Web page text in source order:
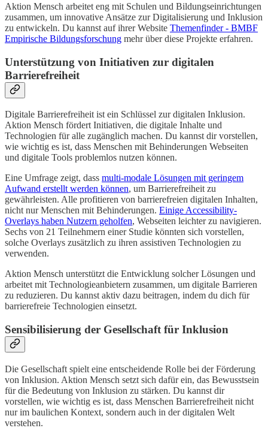
Aktion Mensch arbeitet eng mit Schulen und Bildungseinrichtungen
zusammen, um innovative Ansätze zur Digitalisierung und Inklusion
zu entwickeln. Du kannst auf ihrer Website Themenfinder - BMBF
Empirische Bildungsforschung mehr über diese Projekte erfahren.
Unterstützung von Initiativen zur digitalen
Barrierefreiheit
Digitale Barrierefreiheit ist ein Schlüssel zur digitalen Inklusion.
Aktion Mensch fördert Initiativen, die digitale Inhalte und
Technologien für alle zugänglich machen. Du kannst dir vorstellen,
wie wichtig es ist, dass Menschen mit Behinderungen Webseiten
und digitale Tools problemlos nutzen können.
Eine Umfrage zeigt, dass multi-modale Lösungen mit geringem
Aufwand erstellt werden können, um Barrierefreiheit zu
gewährleisten. Alle profitieren von barrierefreien digitalen Inhalten,
nicht nur Menschen mit Behinderungen. Einige Accessibility-
Overlays haben Nutzern geholfen, Webseiten leichter zu navigieren.
Sechs von 21 Teilnehmern einer Studie könnten sich vorstellen,
solche Overlays zusätzlich zu ihren assistiven Technologien zu
verwenden.
Aktion Mensch unterstützt die Entwicklung solcher Lösungen und
arbeitet mit Technologieanbietern zusammen, um digitale Barrieren
zu reduzieren. Du kannst aktiv dazu beitragen, indem du dich für
barrierefreie Technologien einsetzt.
Sensibilisierung der Gesellschaft für Inklusion
Die Gesellschaft spielt eine entscheidende Rolle bei der Förderung
von Inklusion. Aktion Mensch setzt sich dafür ein, das Bewusstsein
für die Bedeutung von Inklusion zu stärken. Du kannst dir
vorstellen, wie wichtig es ist, dass Menschen Barrierefreiheit nicht
nur im baulichen Kontext, sondern auch in der digitalen Welt
verstehen.